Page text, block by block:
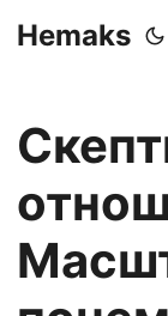
Hemaks